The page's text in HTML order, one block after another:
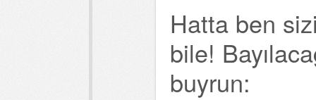
Hatta ben
bile!
buyrun: